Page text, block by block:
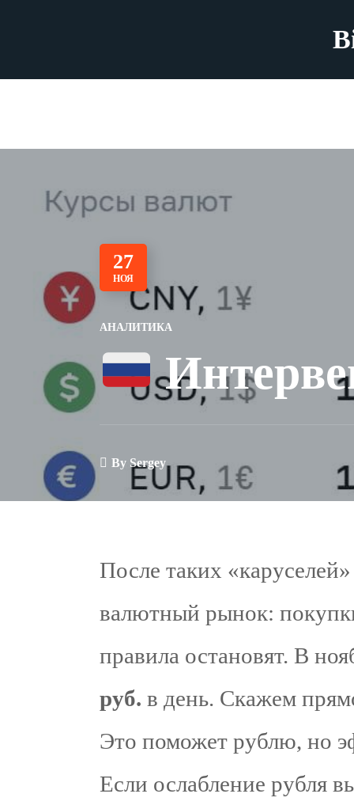
27
НОЯ
АНАЛИТИКА
By Sergey
После таких
валютный рынок:
правила остановят. В
руб. в день. Скажем
Это поможет рублю, но
Если ослабление рубля